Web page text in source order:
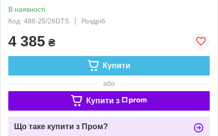
В наявності
Код: 488-25/26DTS
Роздріб
4 385 ₴
Купити
або
Купити з
Що таке купити з Пром?